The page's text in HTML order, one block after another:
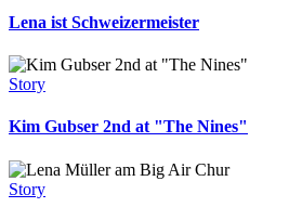
Lena ist Schweizermeister
Story
Kim Gubser 2nd at "The Nines"
Story